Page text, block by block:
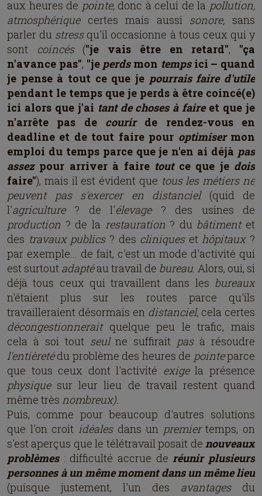
aux heures de pointe,donc à celui de la pollution,
atmosphériquecertes mais aussi sonore, sans
parler du stressqu'il occasionne à tous ceux qui y
sont coincés("je vais être en retard", "ça
n'avance pas", "je perdsmon tempsici – quand
je pense à tout ce que je pourrais faire d'utile
pendant le temps que je perds à être coincé(e)
ici alors que j'ai tant de choses à faireet que je
n'arrête pas de courirde rendez-vous en
deadline et de tout faire pour optimisermon
emploi du temps parce que je n'en ai déjà pas
assezpour arriver à faire toutce que je dois
faire"), mais il est évident que tous les métiers ne
peuvent pas s'exercer en distanciel(quid de
l'agriculture? de l'élevage? des usines de
production ? de la restauration ? du bâtimentet
des travaux publics? des cliniquesethôpitaux?
par exemple... de fait, c'est un mode d'activité qui
est surtout adaptéau travail de bureau. Alors, oui, si
déjà tous ceux qui travaillent dans les bureaux
n'étaient plus sur les routes parce qu'ils
travailleraient désormais en distanciel, cela certes
décongestionneraitquelque peu le trafic, mais
cela à soi tout seulne suffirait pasà résoudre
l'entièretédu problème des heures de pointeparce
que tous ceux dont l'activité exigela présence
physiquesur leur lieu de travail restent quand
même très nombreux).
Puis, comme pour beaucoup d'autres solutions
que l'on croit idéalesdans un premiertemps, on
s'est aperçus que le télétravail posait de nouveaux
problèmes: difficulté accrue de réunir plusieurs
personnes à un même moment dans un même lieu
(puisque justement, l'un des avantagesdu